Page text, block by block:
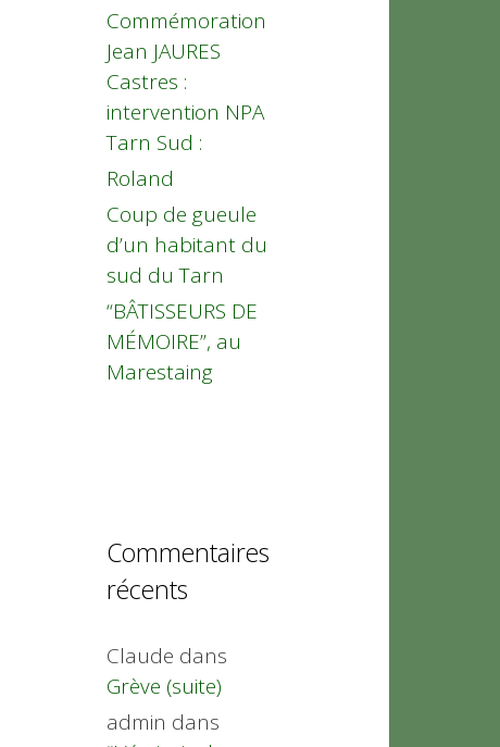
Commémoration
Jean JAURES
Castres :
intervention NPA
Tarn Sud :
Roland
Coup de gueule
d’un habitant du
sud du Tarn
“BÂTISSEURS DE
MÉMOIRE”, au
Marestaing
Commentaires
récents
Claude dans
Grève (suite)
admin dans